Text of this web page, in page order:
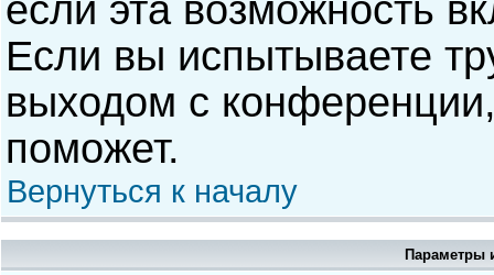
если эта возможность
Если вы испытываете
выходом с
поможет.
Вернуться к началу
Параметры